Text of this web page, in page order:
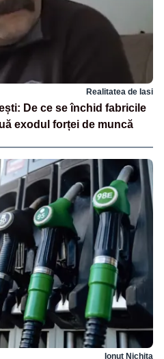
Realitatea de Iasi
De ce se închid fabricile
exodul forței de muncă
Ionuț Nichita